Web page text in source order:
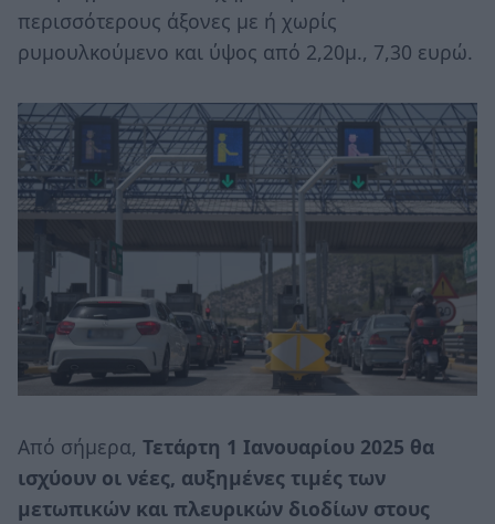
περισσότερους άξονες με ή χωρίς
ρυμουλκούμενο και ύψος από 2,20μ., 7,30 ευρώ.
Από σήμερα, Τετάρτη 1 Ιανουαρίου 2025 θα
ισχύουν οι νέες, αυξημένες τιμές των
μετωπικών και πλευρικών διοδίων στους